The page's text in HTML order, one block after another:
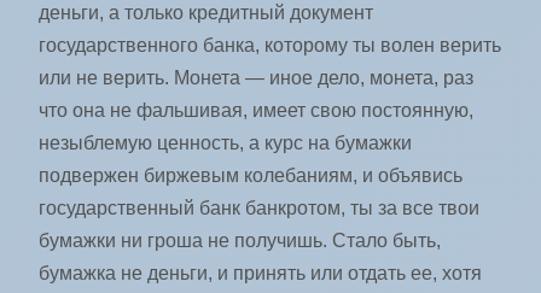
деньги, а только кредитный документ
государственного банка, которому ты волен верить
или не верить. Монета — иное дело, монета, раз
что она не фальшивая, имеет свою постоянную,
незыблемую ценность, а курс на бумажки
подвержен биржевым колебаниям, и объявись
государственный банк банкротом, ты за все твои
бумажки ни гроша не получишь. Стало быть,
бумажка не деньги, и принять или отдать ее, хотя